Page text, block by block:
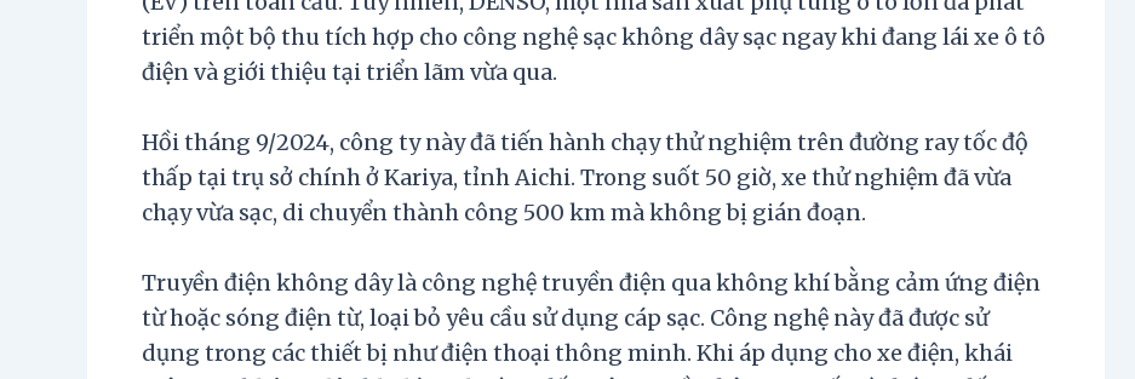
triển một bộ thu tích hợp cho công nghệ sạc không dây sạc ngay khi đang lái xe ô tô
điện và giới thiệu tại triển lãm vừa qua.
Hồi tháng 9/2024, công ty này đã tiến hành chạy thử nghiệm trên đường ray tốc độ
thấp tại trụ sở chính ở Kariya, tỉnh Aichi. Trong suốt 50 giờ, xe thử nghiệm đã vừa
chạy vừa sạc, di chuyển thành công 500 km mà không bị gián đoạn.
Truyền điện không dây là công nghệ truyền điện qua không khí bằng cảm ứng điện
từ hoặc sóng điện từ, loại bỏ yêu cầu sử dụng cáp sạc. Công nghệ này đã được sử
dụng trong các thiết bị như điện thoại thông minh. Khi áp dụng cho xe điện, khái